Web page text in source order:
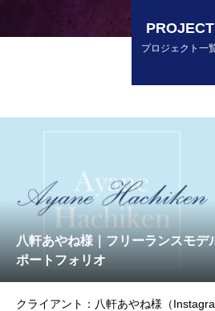
PROJECT
プロジェクト一
八軒あやね様｜フリーランスモデ
ポートフォリオ
クライアント：八軒あやね様（